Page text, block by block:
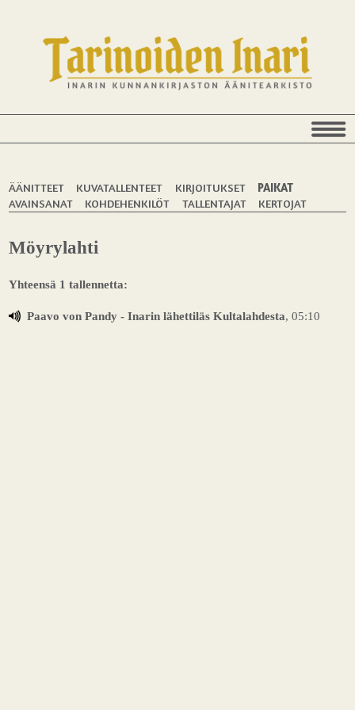
ÄÄNITTEET KUVATALLENTEET KIRJOITUKSET
PAIKAT
AVAINSANAT
KOHDEHENKILÖT TALLENTAJAT KERTOJAT
Möyrylahti
Yhteensä 1 tallennetta:
Paavo von Pandy - Inarin lähettiläs Kultalahdesta, 05:10